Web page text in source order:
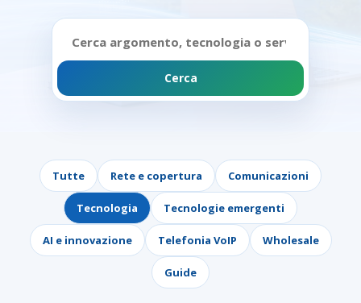
nelle
news
Cerca
Tutte Rete e copertura Comunicazioni
Tecnologia Tecnologie emergenti
AI e innovazione Telefonia VoIP Wholesale
Guide